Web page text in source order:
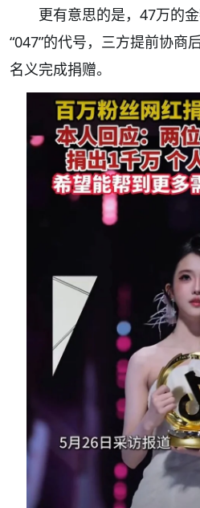
更有意思的是，47万的
“047”的代号，三方提前协商
名义完成捐赠。